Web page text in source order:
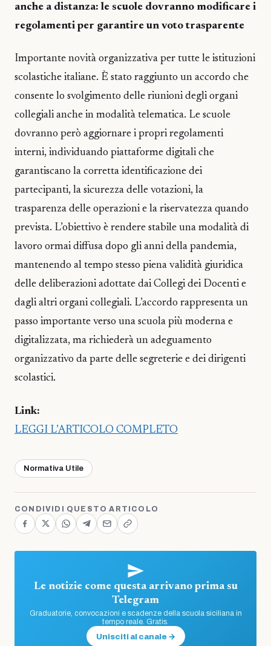
anche a distanza: le scuole dovranno modificare i
regolamenti per garantire un voto trasparente
Importante novità organizzativa per tutte le istituzioni
scolastiche italiane. È stato raggiunto un accordo che
consente lo svolgimento delle riunioni degli organi
collegiali anche in modalità telematica. Le scuole
dovranno però aggiornare i propri regolamenti
interni, individuando piattaforme digitali che
garantiscano la corretta identificazione dei
partecipanti, la sicurezza delle votazioni, la
trasparenza delle operazioni e la riservatezza quando
prevista. L’obiettivo è rendere stabile una modalità di
lavoro ormai diffusa dopo gli anni della pandemia,
mantenendo al tempo stesso piena validità giuridica
delle deliberazioni adottate dai Collegi dei Docenti e
dagli altri organi collegiali. L’accordo rappresenta un
passo importante verso una scuola più moderna e
digitalizzata, ma richiederà un adeguamento
organizzativo da parte delle segreterie e dei dirigenti
scolastici.
Link:
LEGGI L’ARTICOLO COMPLETO
Normativa Utile
CONDIVIDI QUESTO ARTICOLO
Le notizie come questa arrivano prima su
Telegram
Graduatorie, convocazioni e scadenze della scuola siciliana in
tempo reale. Gratis.
Unisciti al canale →